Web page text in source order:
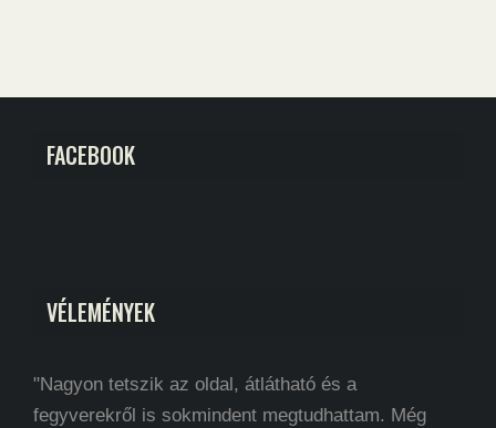
FACEBOOK
VÉLEMÉNYEK
"Nagyon tetszik az oldal, átlátható és a
fegyverekről is sokmindent megtudhattam. Még